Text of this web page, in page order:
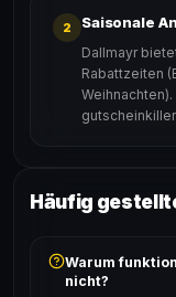
2 Saisonale
Dallmayr
Rabattzeiten
Häufig
Warum
nicht?